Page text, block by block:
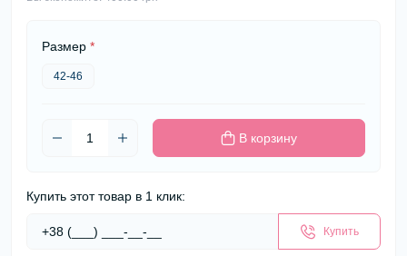
Размер *
42-46
В корзину
Купить этот товар в 1 клик:
Купить